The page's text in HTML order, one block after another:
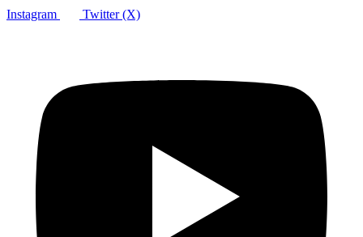
Instagram Twitter (X)